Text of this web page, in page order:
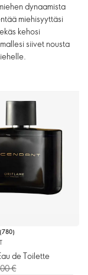
dynaamista
miehisyyttäsi
kehosi
siivet nousta
780)
de Toilette
€